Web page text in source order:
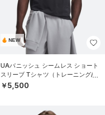
NEW
UAバニッシュ シームレス ショート
スリーブ Tシャツ（トレーニング/M
EN）
￥5,500